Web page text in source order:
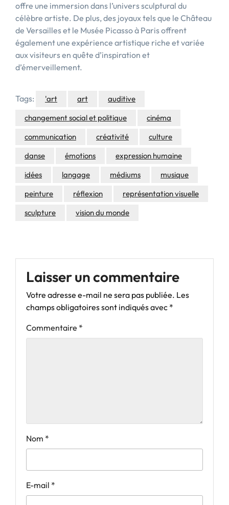
offre une immersion dans l’univers sculptural du
célèbre artiste. De plus, des joyaux tels que le Château
de Versailles et le Musée Picasso à Paris offrent
également une expérience artistique riche et variée
aux visiteurs en quête d’inspiration et
d’émerveillement.
Tags: 'art art
auditive
changement social et politique
cinéma
communication
créativité
culture
danse
émotions
expression humaine
idées
langage médiums
musique
peinture
réflexion
représentation visuelle
sculpture
vision du monde
Laisser un commentaire
Votre adresse e-mail ne sera pas publiée. Les
champs obligatoires sont indiqués avec *
Commentaire *
Nom *
E-mail *